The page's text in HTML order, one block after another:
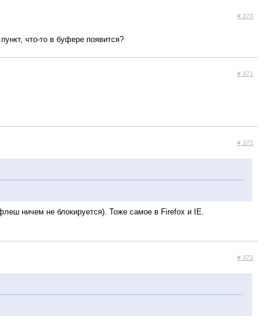
# 370
что-то в буфере появится?
# 371
# 372
ничем не блокируется). Тоже самое в Firefox и IE.
# 373